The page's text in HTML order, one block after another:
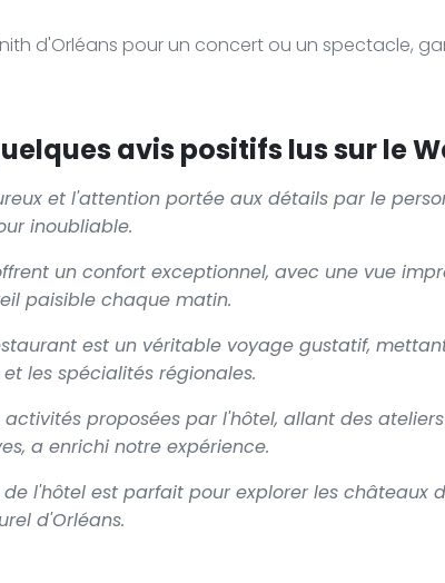
d'Orléans pour un concert ou un spectacle,
avis positifs lus sur le
et l'attention portée aux détails par le
inoubliable.
un confort exceptionnel, avec une vue
paisible chaque matin.
est un véritable voyage gustatif,
les spécialités régionales.
activités proposées par l'hôtel, allant des
a enrichi notre expérience.
l'hôtel est parfait pour explorer les châteaux
d'Orléans.